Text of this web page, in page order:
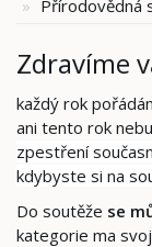
Přírodovědná
Zdravíme
každý rok
ani tento rok
zpestření
kdybyste si na
Do soutěže se
kategorie ma